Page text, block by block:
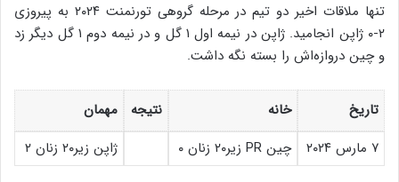
تنها ملاقات اخیر دو تیم در مرحله گروهی تورنمنت ۲۰۲۴ به پیروزی
۲-۰ ژاپن انجامید. ژاپن در نیمه اول ۱ گل و در نیمه دوم ۱ گل دیگر زد
و چین دروازه‌اش را بسته نگه داشت.
تاریخ خانه نتیجه
مهمان
۷ مارس ۲۰۲۴
چین PR زیر۲۰ زنان ۰ ژاپن زیر۲۰ زنان ۲